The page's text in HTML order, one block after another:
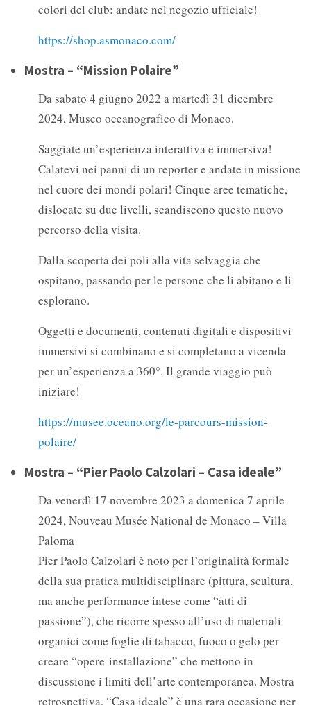
colori del club: andate nel negozio ufficiale!
https://shop.asmonaco.com/
Mostra – “Mission Polaire”
Da sabato 4 giugno 2022 a martedì 31 dicembre
2024, Museo oceanografico di Monaco.
Saggiate un’esperienza interattiva e immersiva!
Calatevi nei panni di un reporter e andate in missione
nel cuore dei mondi polari! Cinque aree tematiche,
dislocate su due livelli, scandiscono questo nuovo
percorso della visita.
Dalla scoperta dei poli alla vita selvaggia che
ospitano, passando per le persone che li abitano e li
esplorano.
Oggetti e documenti, contenuti digitali e dispositivi
immersivi si combinano e si completano a vicenda
per un’esperienza a 360°. Il grande viaggio può
iniziare!
https://musee.oceano.org/le-parcours-mission-
polaire/
Mostra – “Pier Paolo Calzolari – Casa ideale”
Da venerdì 17 novembre 2023 a domenica 7 aprile
2024, Nouveau Musée National de Monaco – Villa
Paloma
Pier Paolo Calzolari è noto per l’originalità formale
della sua pratica multidisciplinare (pittura, scultura,
ma anche performance intese come “atti di
passione”), che ricorre spesso all’uso di materiali
organici come foglie di tabacco, fuoco o gelo per
creare “opere-installazione” che mettono in
discussione i limiti dell’arte contemporanea. Mostra
retrospettiva, “Casa ideale” è una rara occasione per